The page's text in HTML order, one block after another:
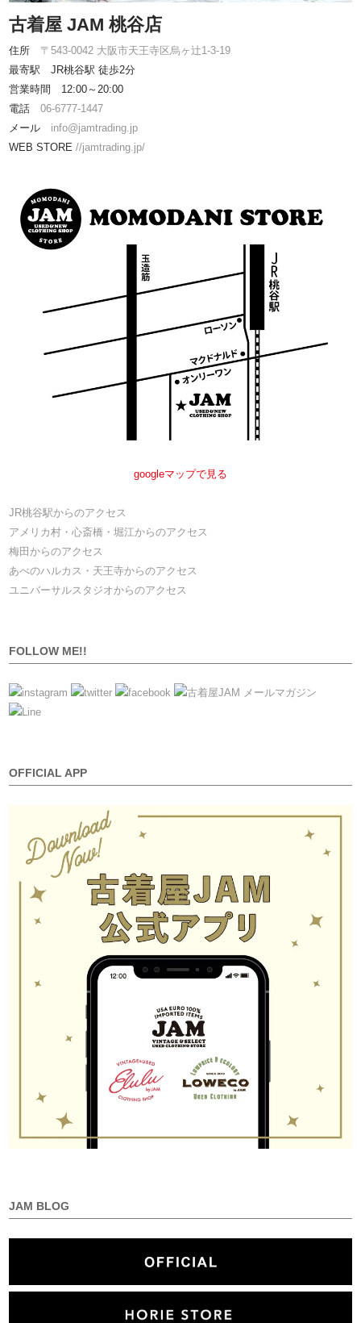
古着屋 JAM 桃谷店
住所 〒543-0042 大阪市天王寺区烏ヶ辻1-3-19
最寄駅 JR桃谷駅 徒歩2分
営業時間 12:00～20:00
電話06-6777-1447
メール info@jamtrading.jp
WEB STORE//jamtrading.jp/
googleマップで見る
JR桃谷駅からのアクセス
アメリカ村・心斎橋・堀江からのアクセス
梅田からのアクセス
あべのハルカス・天王寺からのアクセス
ユニバーサルスタジオからのアクセス
FOLLOW ME!!
OFFICIAL APP
JAM BLOG